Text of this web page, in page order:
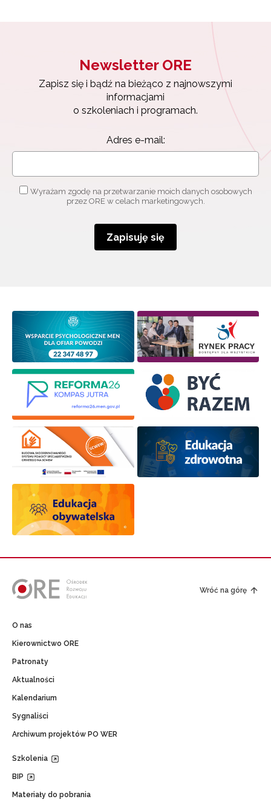
Newsletter ORE
Zapisz się i bądź na bieżąco z najnowszymi
informacjami
o szkoleniach i programach.
Adres e-mail:
Wyrażam zgodę na przetwarzanie moich danych osobowych
przez ORE w celach marketingowych.
Zapisuję się
Wróć na górę
O nas
Kierownictwo ORE
Patronaty
Aktualności
Kalendarium
Sygnaliści
Archiwum projektów PO WER
Szkolenia
BIP
Materiały do pobrania